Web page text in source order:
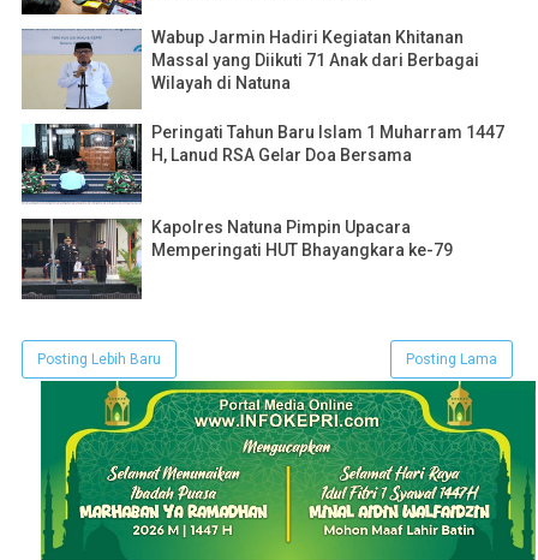
Wabup Jarmin Hadiri Kegiatan Khitanan
Massal yang Diikuti 71 Anak dari Berbagai
Wilayah di Natuna
Peringati Tahun Baru Islam 1 Muharram 1447
H, Lanud RSA Gelar Doa Bersama
Kapolres Natuna Pimpin Upacara
Memperingati HUT Bhayangkara ke-79
Posting Lebih Baru Posting Lama